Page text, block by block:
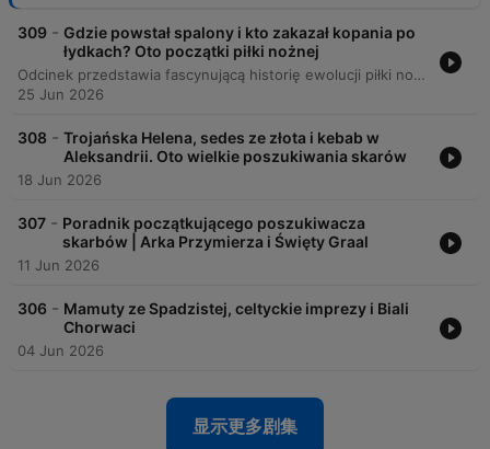
309 - Gdzie powstał spalony i kto zakazał kopania po
łydkach? Oto początki piłki nożnej
Odcinek przedstawia fascynującą historię ewolucji piłki nożnej, od starożytnych gier chińskich, greckich i rzymskich, aż po angielski mob football. Autor opisuje proces ujednolicania przepisów w XIX wieku przez Ebenezera Cobbirly'ego oraz powstanie Football Association. Program przybliża również historię kluczowych przepisów, takich jak wymiary boiska, wprowadzenie rzutu karnego, ewolucję roli bramkarza oraz ustalenie liczby zawodników. Przedstawiono, jak dawne zasady, często wynikające z tradycji lub przypadku, przekształciły się w ustandaryzowany sport, który znamy dzisiaj.
25 Jun 2026
308 - Trojańska Helena, sedes ze złota i kebab w
Aleksandrii. Oto wielkie poszukiwania skarów
18 Jun 2026
307 - Poradnik początkującego poszukiwacza
skarbów | Arka Przymierza i Święty Graal
11 Jun 2026
306 - Mamuty ze Spadzistej, celtyckie imprezy i Biali
Chorwaci
04 Jun 2026
显示更多剧集